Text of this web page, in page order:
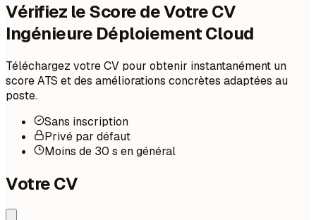
Vérifiez le Score de Votre CV
Ingénieure Déploiement Cloud
Téléchargez votre CV pour obtenir instantanément un
score ATS et des améliorations concrètes adaptées au
poste.
Sans inscription
Privé par défaut
Moins de 30 s en général
Votre CV